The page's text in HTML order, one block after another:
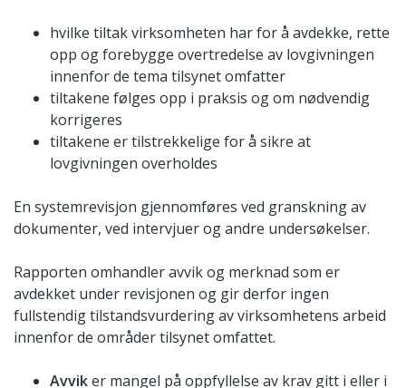
hvilke tiltak virksomheten har for å avdekke, rette
opp og forebygge overtredelse av lovgivningen
innenfor de tema tilsynet omfatter
tiltakene følges opp i praksis og om nødvendig
korrigeres
tiltakene er tilstrekkelige for å sikre at
lovgivningen overholdes
En systemrevisjon gjennomføres ved granskning av
dokumenter, ved intervjuer og andre undersøkelser.
Rapporten omhandler avvik og merknad som er
avdekket under revisjonen og gir derfor ingen
fullstendig tilstandsvurdering av virksomhetens arbeid
innenfor de områder tilsynet omfattet.
Avviker mangel på oppfyllelse av krav gitt i eller i